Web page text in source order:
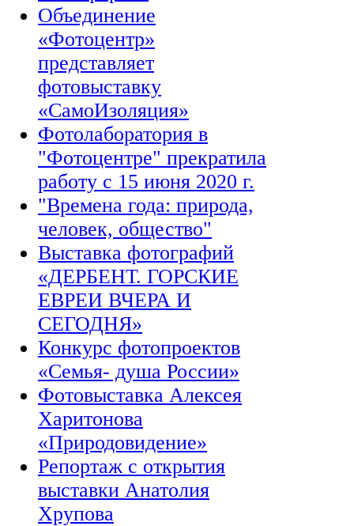
Объединение
«Фотоцентр»
представляет
фотовыставку
«СамоИзоляция»
Фотолаборатория в
"Фотоцентре" прекратила
работу с 15 июня 2020 г.
"Времена года: природа,
человек, общество"
Выставка фотографий
«ДЕРБЕНТ. ГОРСКИЕ
ЕВРЕИ ВЧЕРА И
СЕГОДНЯ»
Конкурс фотопроектов
«Семья- душа России»
Фотовыставка Алексея
Харитонова
«Природовидение»
Репортаж с открытия
выставки Анатолия
Хрупова